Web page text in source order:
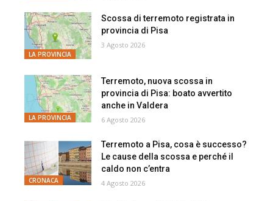
LA PROVINCIA
Scossa di terremoto registrata in
provincia di Pisa
3 Agosto 2026
LA PROVINCIA
Terremoto, nuova scossa in
provincia di Pisa: boato avvertito
anche in Valdera
6 Agosto 2026
CRONACA
Terremoto a Pisa, cosa è successo?
Le cause della scossa e perché il
caldo non c’entra
4 Agosto 2026